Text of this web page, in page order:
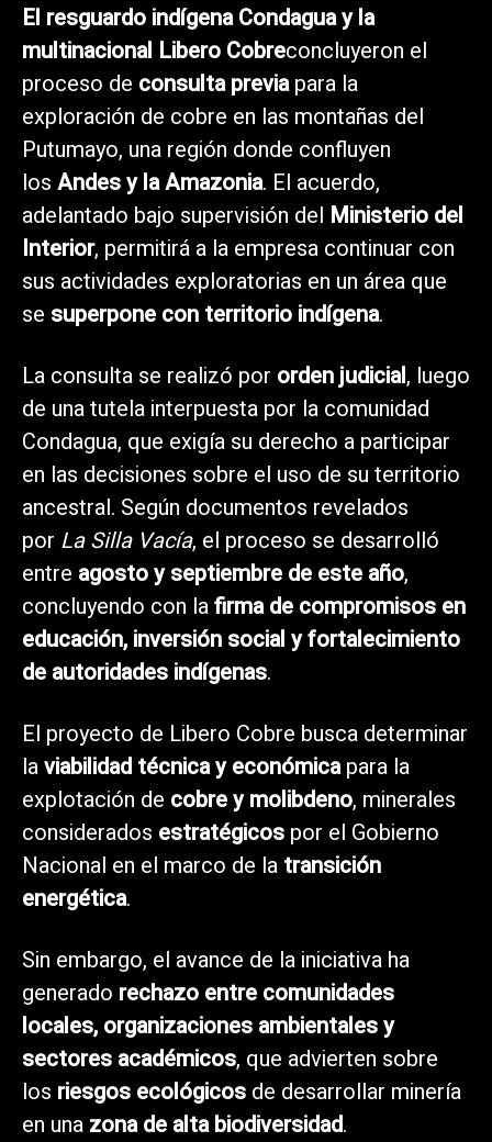
El resguardo indígena Condagua y la
multinacional Libero Cobreconcluyeron el
proceso de consulta previapara la
exploración de cobre en las montañas del
Putumayo, una región donde confluyen
los Andes y la Amazonia. El acuerdo,
adelantado bajo supervisión del Ministerio del
Interior, permitirá a la empresa continuar con
sus actividades exploratorias en un área que
se superpone con territorio indígena.
La consulta se realizó por orden judicial, luego
de una tutela interpuesta por la comunidad
Condagua, que exigía su derecho a participar
en las decisiones sobre el uso de su territorio
ancestral. Según documentos revelados
por La Silla Vacía, el proceso se desarrolló
entre agosto y septiembre de este año,
concluyendo con lafirma de compromisos en
educación, inversión social y fortalecimiento
de autoridades indígenas.
El proyecto de Libero Cobre busca determinar
laviabilidad técnica y económicapara la
explotación de cobre y molibdeno, minerales
considerados estratégicos por el Gobierno
Nacional en el marco de la transición
energética.
Sin embargo, el avance de la iniciativa ha
generado rechazo entre comunidades
locales, organizaciones ambientales y
sectores académicos, que advierten sobre
los riesgos ecológicos de desarrollar minería
en una zona de alta biodiversidad.